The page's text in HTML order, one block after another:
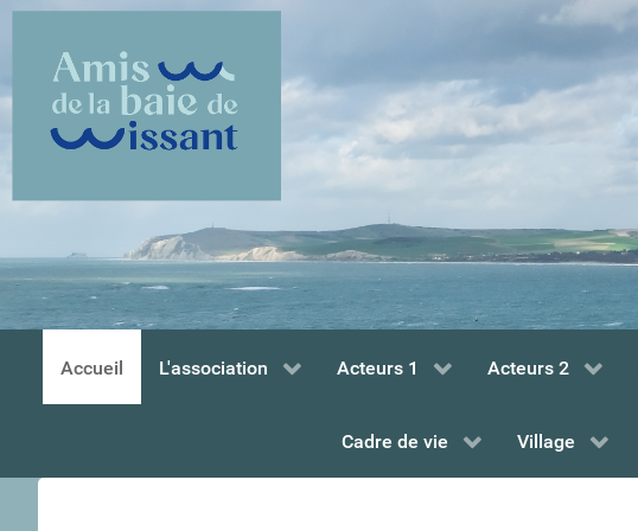
Accueil L'association Acteurs 1 Acteurs 2
Cadre de vie Village